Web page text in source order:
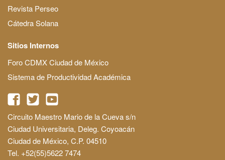
Revista Perseo
Cátedra Solana
Sitios Internos
Foro CDMX Ciudad de México
Sistema de Productividad Académica
Circuito Maestro Mario de la Cueva s/n
Ciudad Universitaria, Deleg. Coyoacán
Ciudad de México, C.P. 04510
Tel. +52(55)5622 7474